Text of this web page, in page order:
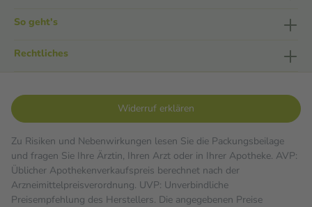
So geht's
Rechtliches
Widerruf erklären
Zu Risiken und Nebenwirkungen lesen Sie die Packungsbeilage
und fragen Sie Ihre Ärztin, Ihren Arzt oder in Ihrer Apotheke. AVP:
Üblicher Apothekenverkaufspreis berechnet nach der
Arzneimittelpreisverordnung. UVP: Unverbindliche
Preisempfehlung des Herstellers. Die angegebenen Preise